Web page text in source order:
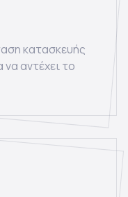
κατασκευής
αντέχει το